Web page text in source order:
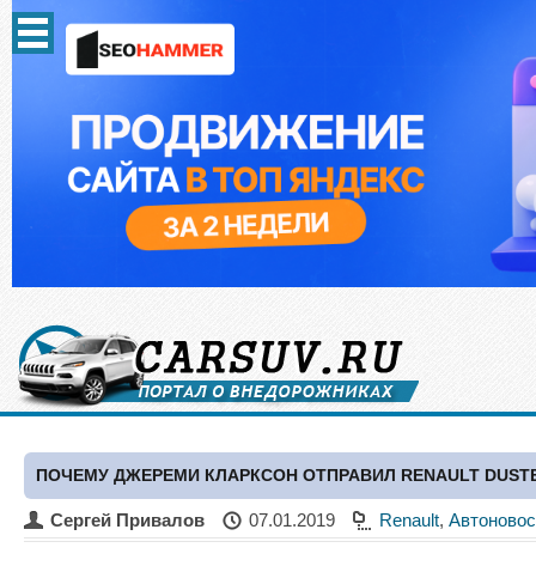
ПОЧЕМУ ДЖЕРЕМИ КЛАРКСОН ОТПРАВИЛ RENAULT
Сергей Привалов 07.01.2019 Renault,